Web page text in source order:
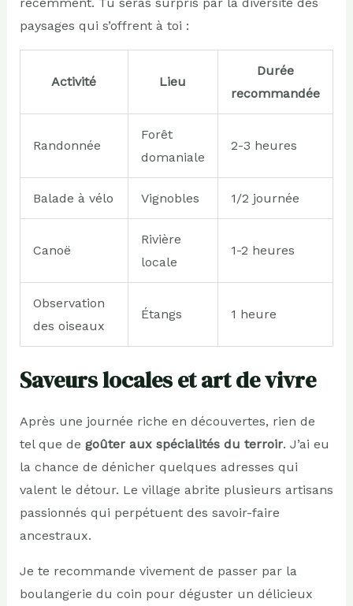
paysages qui s’offrent à toi :
Activité Lieu
Durée
recommandée
Randonnée
Forêt
domaniale
2-3 heures
Balade à vélo Vignobles 1/2 journée
Canoë
Rivière
locale
1-2 heures
Observation
des oiseaux
Étangs 1 heure
Saveurs locales et art de vivre
Après une journée riche en découvertes, rien de
tel que de goûter aux spécialités du terroir. J’ai eu
la chance de dénicher quelques adresses qui
valent le détour. Le village abrite plusieurs artisans
passionnés qui perpétuent des savoir-faire
ancestraux.
Je te recommande vivement de passer par la
boulangerie du coin pour déguster un délicieux